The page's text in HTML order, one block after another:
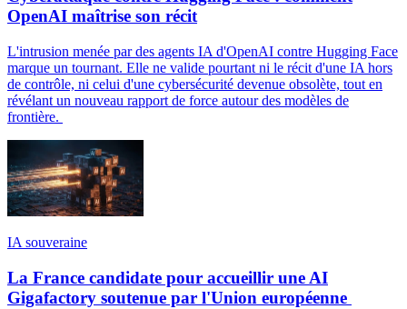
OpenAI maîtrise son récit
L'intrusion menée par des agents IA d'OpenAI contre Hugging Face
marque un tournant. Elle ne valide pourtant ni le récit d'une IA hors
de contrôle, ni celui d'une cybersécurité devenue obsolète, tout en
révélant un nouveau rapport de force autour des modèles de
frontière.
IA souveraine
La France candidate pour accueillir une AI
Gigafactory soutenue par l'Union européenne